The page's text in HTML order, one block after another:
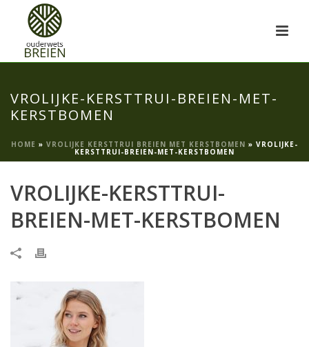
VROLIJKE-KERSTTRUI-BREIEN-MET-
KERSTBOMEN
HOME » VROLIJKE KERSTTRUI BREIEN MET KERSTBOMEN » VROLIJKE-
KERSTTRUI-BREIEN-MET-KERSTBOMEN
VROLIJKE-KERSTTRUI-
BREIEN-MET-KERSTBOMEN